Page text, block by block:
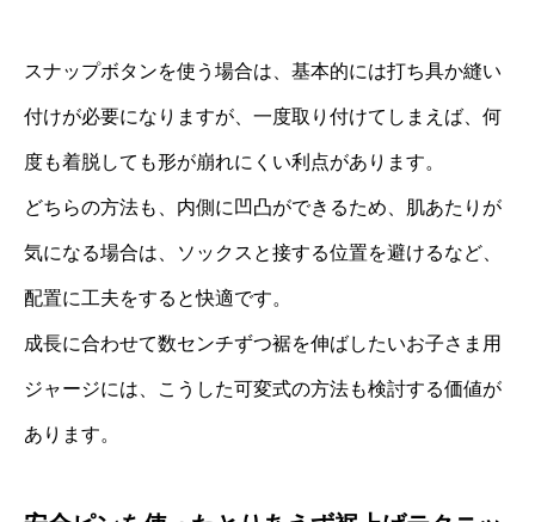
スナップボタンを使う場合は、基本的には打ち具か縫い
付けが必要になりますが、一度取り付けてしまえば、何
度も着脱しても形が崩れにくい利点があります。
どちらの方法も、内側に凹凸ができるため、肌あたりが
気になる場合は、ソックスと接する位置を避けるなど、
配置に工夫をすると快適です。
成長に合わせて数センチずつ裾を伸ばしたいお子さま用
ジャージには、こうした可変式の方法も検討する価値が
あります。